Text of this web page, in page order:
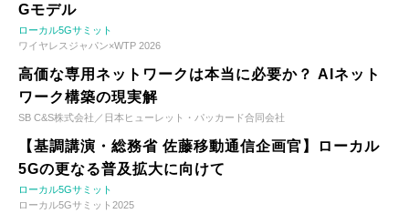
Gモデル
ローカル5Gサミット
ワイヤレスジャパン×WTP 2026
高価な専用ネットワークは本当に必要か？ AIネット
ワーク構築の現実解
SB C&S株式会社／日本ヒューレット・パッカード合同会社
【基調講演・総務省 佐藤移動通信企画官】ローカル
5Gの更なる普及拡大に向けて
ローカル5Gサミット
ローカル5Gサミット2025